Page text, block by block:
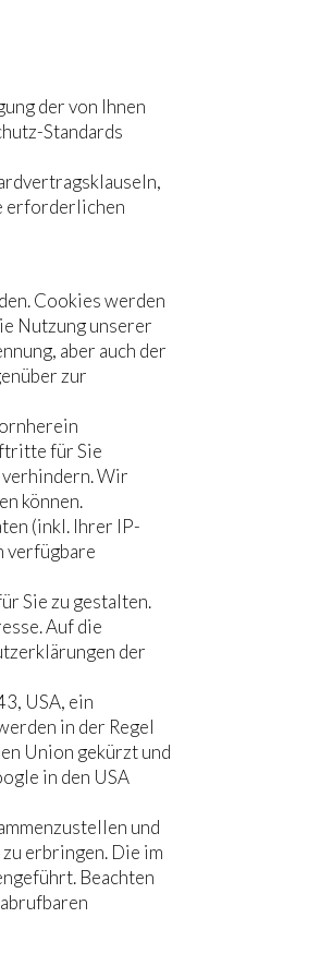
der von Ihnen
Standards
erforderlichen
Cookies werden
Nutzung unserer
aber auch der
zur
für Sie
Wir
können.
(inkl. Ihrer IP-
verfügbare
Sie zu gestalten.
Auf die
der
USA, ein
in der Regel
Union gekürzt und
in den USA
und
erbringen. Die im
Beachten